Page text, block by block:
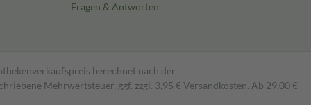
Fragen & Antworten
berechnet nach der
Mehrwertsteuer, ggf. zzgl. 3,95 € Versandkosten. Ab 29,00 €